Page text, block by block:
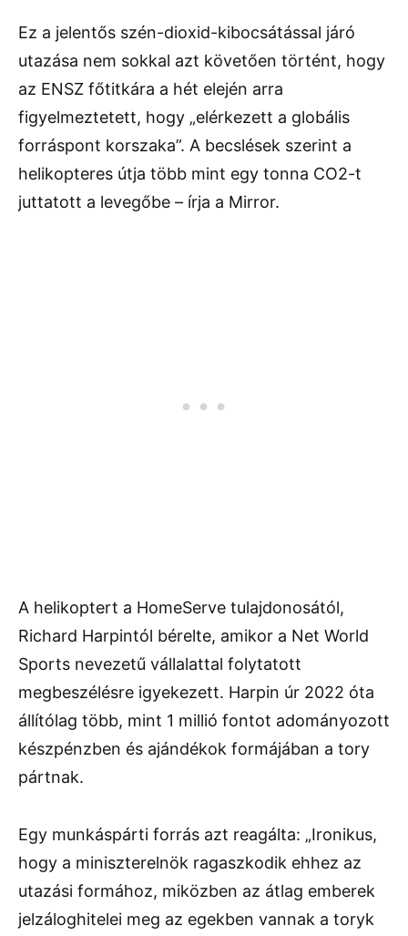
Ez a jelentős szén-dioxid-kibocsátással járó
utazása nem sokkal azt követően történt, hogy
az ENSZ főtitkára a hét elején arra
figyelmeztetett, hogy „elérkezett a globális
forráspont korszaka”. A becslések szerint a
helikopteres útja több mint egy tonna CO2-t
juttatott a levegőbe – írja a Mirror.
A helikoptert a HomeServe tulajdonosától,
Richard Harpintól bérelte, amikor a Net World
Sports nevezetű vállalattal folytatott
megbeszélésre igyekezett. Harpin úr 2022 óta
állítólag több, mint 1 millió fontot adományozott
készpénzben és ajándékok formájában a tory
pártnak.
Egy munkáspárti forrás azt reagálta: „Ironikus,
hogy a miniszterelnök ragaszkodik ehhez az
utazási formához, miközben az átlag emberek
jelzáloghitelei meg az egekben vannak a toryk